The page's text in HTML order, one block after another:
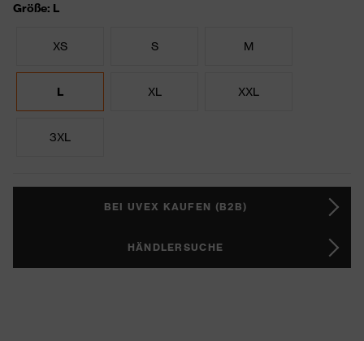
Größe: L
XS S M
L XL XXL
3XL
BEI UVEX KAUFEN (B2B)
HÄNDLERSUCHE